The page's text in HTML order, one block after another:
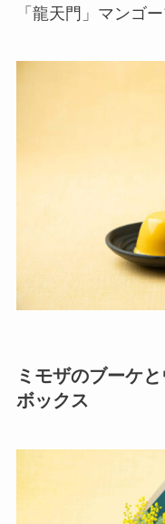
「龍天門」マンゴ
ミモザのブーケ
ボックス